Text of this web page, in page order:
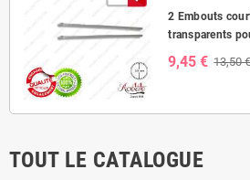
2 Embouts
transparents
9,45 € 13,50
TOUT LE CATALOGUE